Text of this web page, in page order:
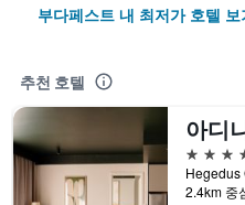
부다페스트 내 최저가 호텔 보
추천 호텔
4성급
2.4km 중